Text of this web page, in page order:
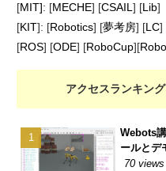
[MIT]: [MECHE] [CSAIL ] [Lib]
[KIT]: [Robotics] [夢考房] [LC]
[ROS] [ODE] [RoboCup][
アクセスランキング
Webots
ールとデ
70 views